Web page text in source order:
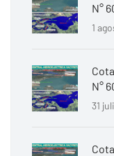
N°
1
N°
31